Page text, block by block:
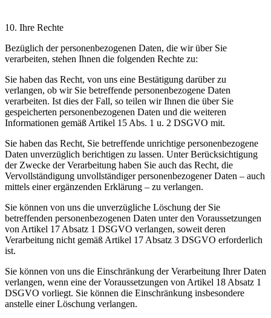
10. Ihre Rechte
Bezüglich der personenbezogenen Daten, die wir über Sie
verarbeiten, stehen Ihnen die folgenden Rechte zu:
Sie haben das Recht, von uns eine Bestätigung darüber zu
verlangen, ob wir Sie betreffende personenbezogene Daten
verarbeiten. Ist dies der Fall, so teilen wir Ihnen die über Sie
gespeicherten personenbezogenen Daten und die weiteren
Informationen gemäß Artikel 15 Abs. 1 u. 2 DSGVO mit.
Sie haben das Recht, Sie betreffende unrichtige personenbezogene
Daten unverzüglich berichtigen zu lassen. Unter Berücksichtigung
der Zwecke der Verarbeitung haben Sie auch das Recht, die
Vervollständigung unvollständiger personenbezogener Daten – auch
mittels einer ergänzenden Erklärung – zu verlangen.
Sie können von uns die unverzügliche Löschung der Sie
betreffenden personenbezogenen Daten unter den Voraussetzungen
von Artikel 17 Absatz 1 DSGVO verlangen, soweit deren
Verarbeitung nicht gemäß Artikel 17 Absatz 3 DSGVO erforderlich
ist.
Sie können von uns die Einschränkung der Verarbeitung Ihrer Daten
verlangen, wenn eine der Voraussetzungen von Artikel 18 Absatz 1
DSGVO vorliegt. Sie können die Einschränkung insbesondere
anstelle einer Löschung verlangen.